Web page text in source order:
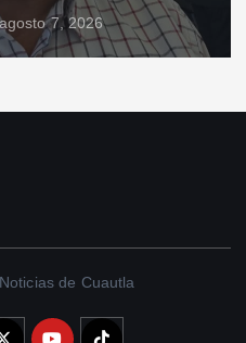
7, 2026
de Cuautla